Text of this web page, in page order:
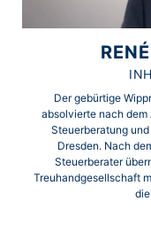
Der gebürtige
absolvierte nach
Steuerberatung
Dresden. Nach
Steuerberater
Treuhandgesellschaft